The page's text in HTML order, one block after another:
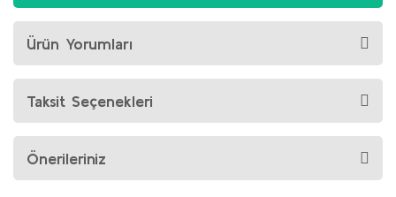
Ürün Yorumları
Taksit Seçenekleri
Önerileriniz